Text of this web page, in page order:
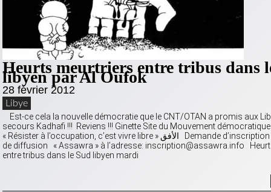
Heurts meurtriers entre tribus dans
libyen par Al Oufok
28 février 2012
Libye
Est-ce cela la nouvelle démocratie que le CNT/OTAN a promis aux
secours Kadhafi !!! Reviens !!! Ginette Site du Mouvement
« Résister à l’occupation, c’est vivre libre » الأفق Demande d’inscription à notre liste
de diffusion « Assawra » à l’adresse: inscription@assawra.info
entre tribus dans le Sud libyen mardi